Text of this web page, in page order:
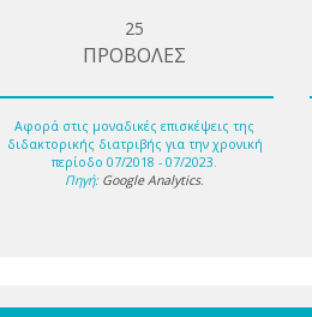
25
ΠΡΟΒΟΛΕΣ
Αφορά στις μοναδικές επισκέψεις της
διδακτορικής διατριβής για την χρονική
περίοδο 07/2018 - 07/2023.
Πηγή: Google Analytics.